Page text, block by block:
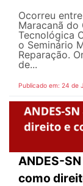
Ocorreu
Maracanã do
Tecnológica
o Seminário
Reparação.
de...
Publicado em: 24 de
ANDES-
como